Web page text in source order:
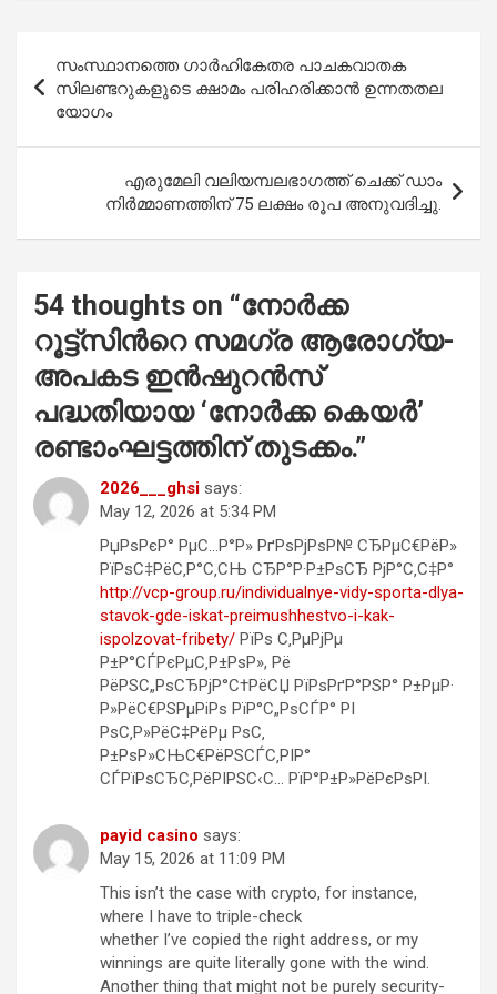
ce
o
o
k
at
A
p
tt
er
ail ar
navigation
സംസ്ഥാനത്തെ ഗാർഹികേതര പാചകവാതക
സിലണ്ടറുകളുടെ ക്ഷാമം പരിഹരിക്കാൻ ഉന്നതതല
യോഗം
എരുമേലി വലിയമ്പലഭാഗത്ത് ചെക്ക് ഡാം
നിർമ്മാണത്തിന് 75 ലക്ഷം രൂപ അനുവദിച്ചു.
54 thoughts on “നോർക്ക
റൂട്ട്സിന്‍റെ സമഗ്ര ആരോഗ്യ-
അപകട ഇൻഷുറൻസ്
പദ്ധതിയായ ‘നോർക്ക കെയർ’
രണ്ടാംഘട്ടത്തിന് തുടക്കം.”
2026___ghsi says:
May 12, 2026 at 5:34 PM
РџРѕРєР° РµС…Р°Р» РґРѕРјРѕР№ СЂРµС€РёР»
РїРѕС‡РёС‚Р°С‚СЊ СЂР°Р·Р±РѕСЂ РјР°С‚С‡Р°
http://vcp-group.ru/individualnye-vidy-sporta-dlya-
stavok-gde-iskat-preimushhestvo-i-kak-
ispolzovat-fribety/ РїРѕ С‚РµРјРµ
Р±Р°СЃРєРµС‚Р±РѕР», Рё
РёРЅС„РѕСЂРјР°С†РёСЏ РїРѕРґР°РЅР° Р±РµР·
Р»РёС€РЅРµРіРѕ РїР°С„РѕСЃР° РІ
РѕС‚Р»РёС‡РёРµ РѕС‚
Р±РѕР»СЊС€РёРЅСЃС‚РІР°
СЃРїРѕСЂС‚РёРІРЅС‹С… РїР°Р±Р»РёРєРѕРІ.
payid casino says:
May 15, 2026 at 11:09 PM
This isn’t the case with crypto, for instance,
where I have to triple-check
whether I’ve copied the right address, or my
winnings are quite literally gone with the wind.
Another thing that might not be purely security-